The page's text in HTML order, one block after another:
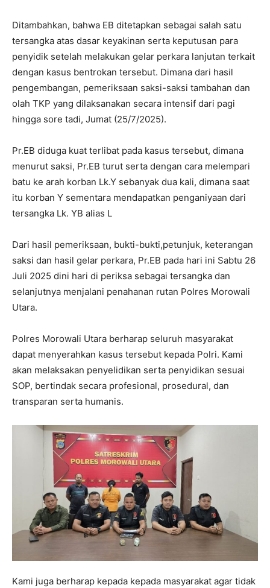
Ditambahkan, bahwa EB ditetapkan sebagai salah satu
tersangka atas dasar keyakinan serta keputusan para
penyidik setelah melakukan gelar perkara lanjutan terkait
dengan kasus bentrokan tersebut. Dimana dari hasil
pengembangan, pemeriksaan saksi-saksi tambahan dan
olah TKP yang dilaksanakan secara intensif dari pagi
hingga sore tadi, Jumat (25/7/2025).
Pr.EB diduga kuat terlibat pada kasus tersebut, dimana
menurut saksi, Pr.EB turut serta dengan cara melempari
batu ke arah korban Lk.Y sebanyak dua kali, dimana saat
itu korban Y sementara mendapatkan penganiyaan dari
tersangka Lk. YB alias L
Dari hasil pemeriksaan, bukti-bukti,petunjuk, keterangan
saksi dan hasil gelar perkara, Pr.EB pada hari ini Sabtu 26
Juli 2025 dini hari di periksa sebagai tersangka dan
selanjutnya menjalani penahanan rutan Polres Morowali
Utara.
Polres Morowali Utara berharap seluruh masyarakat
dapat menyerahkan kasus tersebut kepada Polri. Kami
akan melaksakan penyelidikan serta penyidikan sesuai
SOP, bertindak secara profesional, prosedural, dan
transparan serta humanis.
Kami juga berharap kepada kepada masyarakat agar tidak